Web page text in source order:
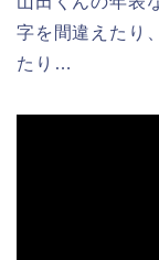
字を間違えたり
たり…